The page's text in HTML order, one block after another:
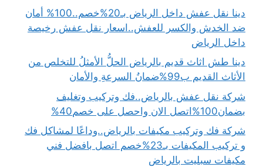
دينا نقل عفش داخل الرياض بـ20%خصم..100% أمان
ضد الخدش والكسر للعفش..اسعار نقل عفش رخيصة
داخل الرياض
دينا طش اثاث قديم بالرياض الحلُّ الأمثلُ للتخلص من
الأثاث القديم ب99%ضمانُ السرعةِ والأمان
شركة نقل عفش بالرياض..فك وتركيب وتغليف
بضمان100%اتصل الان واحصل على خصم40%
شركة فك وتركيب مكيفات بالرياض..وداعًا لمشاكل فك
و تركيب المكيفات بـ23%خصم اتصل بافضل فني
مكيفات سبليت بالرياض